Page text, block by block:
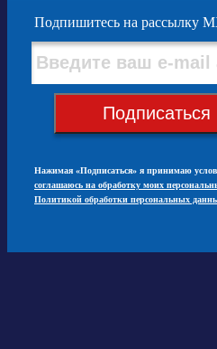
Подпишитесь на рассылку
Подписаться
Нажимая «Подписаться» я принимаю
соглашаюсь на обработку моих
Политикой обработки персональных